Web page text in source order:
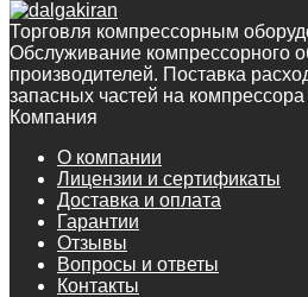
Торговля компрессорным
Обслуживание компрессорного
производителей. Поставка
запасных частей на
Компания
О компании
Лицензии и сертификаты
Доставка и оплата
Гарантии
Отзывы
Вопросы и ответы
Контакты